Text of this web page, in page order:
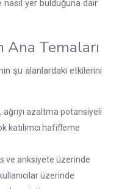
yer bulduğuna dair
Ana Temaları
şu alanlardaki etkilerini
azaltma potansiyeli
katılımcı hafifleme
ve anksiyete üzerinde
üzerinde